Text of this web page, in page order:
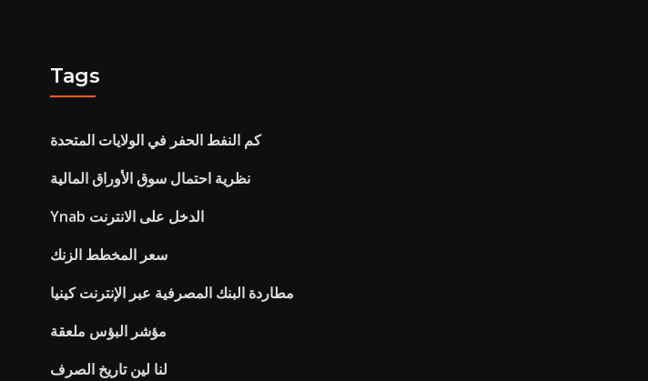
Tags
كم النفط الحفر في الولايات المتحدة
نظرية احتمال سوق الأوراق المالية
Ynab الدخل على الانترنت
سعر المخطط الزنك
مطاردة البنك المصرفية عبر الإنترنت كينيا
مؤشر البؤس ملعقة
لنا لين تاريخ الصرف